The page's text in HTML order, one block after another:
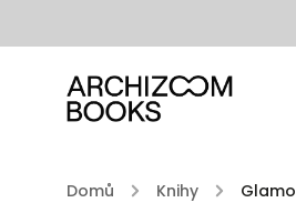
Domů / Knihy /